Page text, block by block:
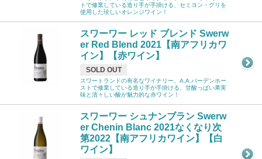
トで修業している造り手が手掛ける、セミヨン・グリを
使用した珍しいオレンジワイン！
スワーワー レッド ブレンド Swerw
er Red Blend 2021【南アフリカワ
イン】【赤ワイン】
SOLD OUT
スワートランドの有名なワイナリー、A.A.バーデンホー
ストで修業している造り手が手掛ける、甘酸っぱい果実
味と清々しい酸が魅力的な赤ワイン！
スワーワー シュナンブラン Swerw
er Chenin Blanc 2021なくなり次
第2022【南アフリカワイン】【白
ワイン】